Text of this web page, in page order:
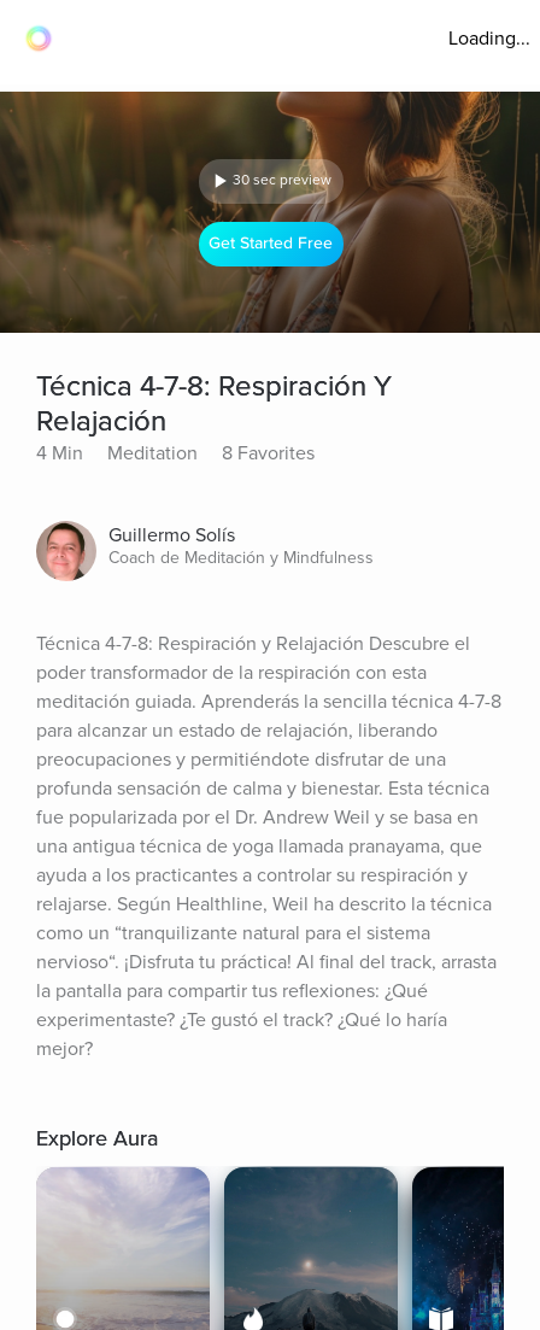
Loading...
30 sec preview
Get Started Free
Técnica 4-7-8: Respiración Y
Relajación
4 Min Meditation 8 Favorites
Guillermo Solís
Coach de Meditación y Mindfulness
Técnica 4-7-8: Respiración y Relajación Descubre el
poder transformador de la respiración con esta
meditación guiada. Aprenderás la sencilla técnica 4-7-8
para alcanzar un estado de relajación, liberando
preocupaciones y permitiéndote disfrutar de una
profunda sensación de calma y bienestar. Esta técnica
fue popularizada por el Dr. Andrew Weil y se basa en
una antigua técnica de yoga llamada pranayama, que
ayuda a los practicantes a controlar su respiración y
relajarse. Según Healthline, Weil ha descrito la técnica
como un “tranquilizante natural para el sistema
nervioso“. ¡Disfruta tu práctica! Al final del track, arrasta
la pantalla para compartir tus reflexiones: ¿Qué
experimentaste? ¿Te gustó el track? ¿Qué lo haría
mejor?
Explore Aura